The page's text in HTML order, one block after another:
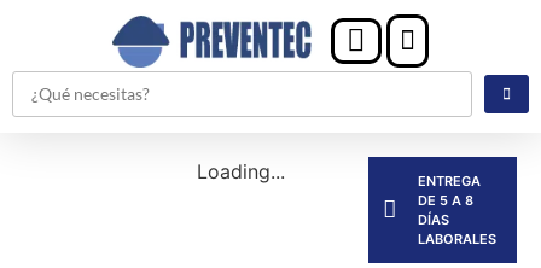
Loading...
ENTREGA
DE 5 A 8
DÍAS
LABORALES